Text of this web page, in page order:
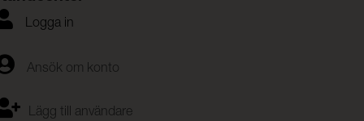
Logga in
Ansök om konto
Lägg till användare